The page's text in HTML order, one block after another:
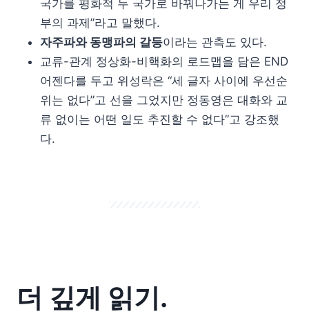
국가를 평화적 두 국가로 바꿔나가는 게 우리 정
부의 과제”라고 말했다.
자주파와 동맹파의 갈등이라는 관측도 있다.
교류-관계 정상화-비핵화의 로드맵을 담은 END
어젠다를 두고 위성락은 “세 글자 사이에 우선순
위는 없다”고 선을 그었지만 정동영은 대화와 교
류 없이는 어떤 일도 추진할 수 없다”고 강조했
다.
더 깊게 읽기.